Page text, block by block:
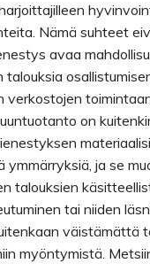
Nämä suhteet
avaa
verkostojen
on
ymmärryksiä, ja se
talouksien
tai niiden
väistämättä
myöntymistä.